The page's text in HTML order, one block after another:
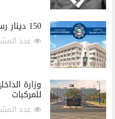
150 دينار رسم تحويل سمة الزيارة إلى إقامة عادية
عدد
وزارة
للمركبات
عدد